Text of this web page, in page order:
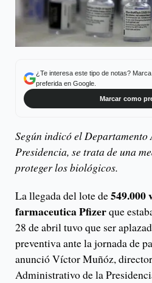
¿Te interesa este tipo de notas? Marca
preferida en Google.
Marcar como
Según indicó el
Presidencia, se trata de una
proteger los biológicos.
La llegada del lote de549.000
farmaceutica Pfizerque
28 de abril tuvo que ser
preventiva ante la jornada de
anunció Víctor Muñóz,
Administrativo de la